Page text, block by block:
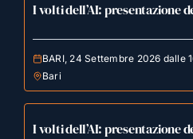
I volti dell’AI: presentazione
BARI, 24 Settembre 2026 dalle
Bari
I volti dell’AI: presentazione